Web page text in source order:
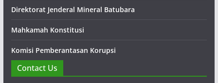
mengerjakan tambang emas, quarry, limestone, clinker,
Direktorat Jenderal Mineral Batubara
Mahkamah Konstitusi
Komisi Pemberantasan Korupsi
Contact Us